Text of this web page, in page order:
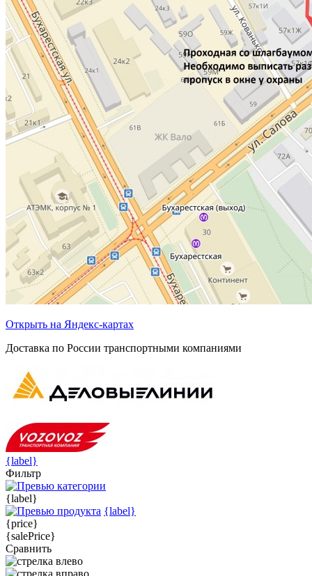
Открыть на Яндекс-картах
Доставка по России транспортными компаниями
{label}
Фильтр
{label}
{label}
{price}
{salePrice}
Сравнить